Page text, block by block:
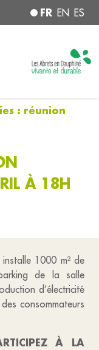
FR EN ES
: réunion
À 18H
1000 m² de
de la salle
d’électricité
consommateurs
À LA